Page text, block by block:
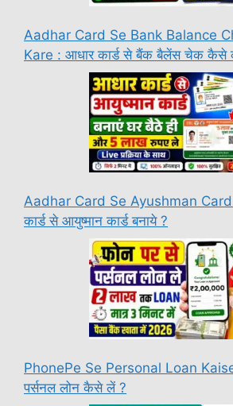
Aadhar Card Se Bank Balance
Kare : आधार कार्ड से बैंक बैलेंस चेक कैसे
Aadhar Card Se Ayushman
कार्ड से आयुष्मान कार्ड बनाये ?
PhonePe Se Personal Loan
पर्सनल लोन कैसे लें ?